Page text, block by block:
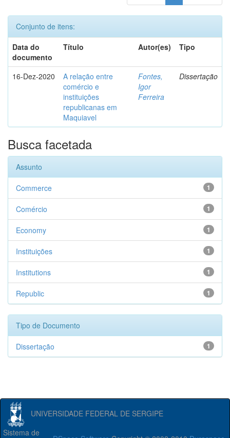
Conjunto de itens:
Data do
documento
Título Autor(es) Tipo
16-Dez-2020
A relação entre
comércio e
instituições
republicanas em
Maquiavel
Fontes,
Igor
Ferreira
Dissertação
Busca facetada
Assunto
1
Commerce
1
Comércio
1
Economy
1
Instituições
1
Institutions
1
Republic
Tipo de Documento
1
Dissertação
UNIVERSIDADE FEDERAL DE SERGIPE
Sistema de